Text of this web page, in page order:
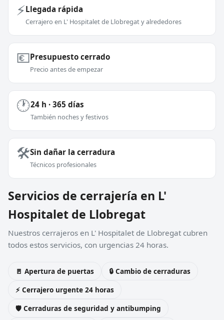
⚡Llegada rápida
Cerrajero en L' Hospitalet de Llobregat y alrededores
💶Presupuesto cerrado
Precio antes de empezar
🕐24 h · 365 días
También noches y festivos
🛠️Sin dañar la cerradura
Técnicos profesionales
Servicios de cerrajería en L'
Hospitalet de Llobregat
Nuestros cerrajeros en L' Hospitalet de Llobregat cubren
todos estos servicios, con urgencias 24 horas.
🚪 Apertura de puertas
🔒 Cambio de cerraduras
⚡ Cerrajero urgente 24 horas
🛡️ Cerraduras de seguridad y antibumping